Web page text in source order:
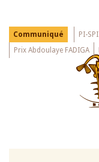
mainMenu
Top
Communiqué PI-SPI
Prix Abdoulaye FADIGA